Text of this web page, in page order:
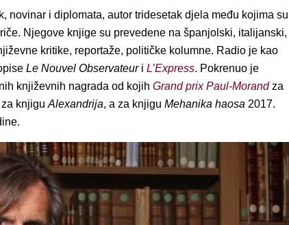
novinar i diplomata, autor tridesetak djela među kojima su
Njegove knjige su prevedene na španjolski, italijanski,
kritike, reportaže, političke kolumne. Radio je kao
Le Nouvel Observateuri L’Express. Pokrenuo je
književnih nagrada od kojih Grand prix Paul-Morandza
za knjigu Alexandrija, a za knjigu Mehanika haosa 2017.